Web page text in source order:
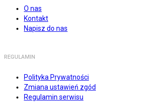
O nas
Kontakt
Napisz do nas
REGULAMIN
Polityka Prywatności
Zmiana ustawień zgód
Regulamin serwisu